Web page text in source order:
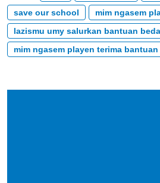
save our school
mim ngasem
lazismu umy salurkan bantuan
mim ngasem playen terima